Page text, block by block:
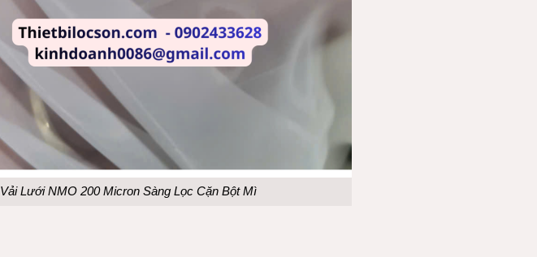
Vải Lưới NMO 200 Micron Sàng Lọc Cặn Bột Mì